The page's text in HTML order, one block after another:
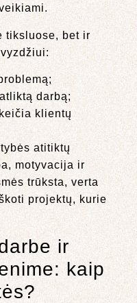
tiksluose, bet ir
darbą;
klientų
atitiktų
motyvacija ir
trūksta, verta
projektų, kurie
ir
kaip